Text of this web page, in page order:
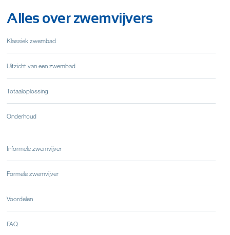
Alles over zwemvijvers
Klassiek zwembad
Uitzicht van een zwembad
Totaaloplossing
Onderhoud
Informele zwemvijver
Formele zwemvijver
Voordelen
FAQ